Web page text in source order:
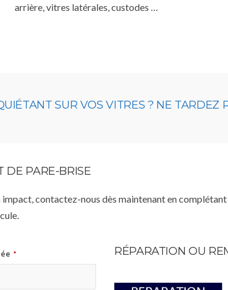
arrière, vitres latérales, custodes …
SUR VOS VITRES ? NE TARDEZ
DE PARE-BRISE
contactez-nous dès maintenant en
* RÉPARATION OU